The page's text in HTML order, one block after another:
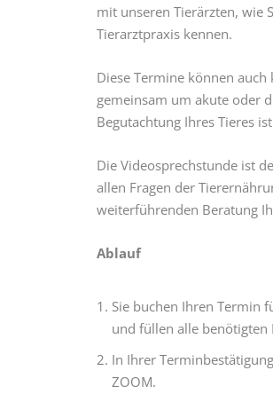
mit unseren Tierärzten, wie
Tierarztpraxis kennen.
Diese Termine können
gemeinsam um akute oder
Begutachtung Ihres Tieres
Die Videosprechstunde ist
allen Fragen der
weiterführenden Beratung
Ablauf
Sie buchen Ihren Termin
und füllen alle benötigten
In Ihrer
ZOOM.